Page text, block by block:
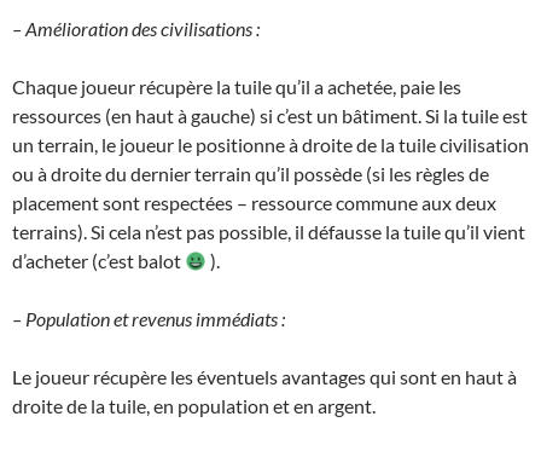
– Amélioration des civilisations :
Chaque joueur récupère la tuile qu’il a achetée, paie les
ressources (en haut à gauche) si c’est un bâtiment. Si la tuile est
un terrain, le joueur le positionne à droite de la tuile civilisation
ou à droite du dernier terrain qu’il possède (si les règles de
placement sont respectées – ressource commune aux deux
terrains). Si cela n’est pas possible, il défausse la tuile qu’il vient
d’acheter (c’est balot
).
– Population et revenus immédiats :
Le joueur récupère les éventuels avantages qui sont en haut à
droite de la tuile, en population et en argent.